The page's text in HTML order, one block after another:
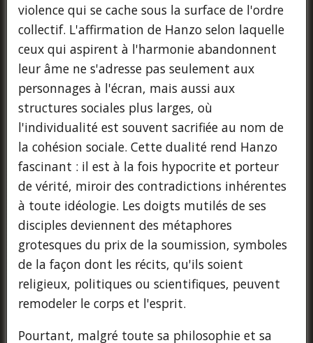
violence qui se cache sous la surface de l'ordre
collectif. L'affirmation de Hanzo selon laquelle
ceux qui aspirent à l'harmonie abandonnent
leur âme ne s'adresse pas seulement aux
personnages à l'écran, mais aussi aux
structures sociales plus larges, où
l'individualité est souvent sacrifiée au nom de
la cohésion sociale. Cette dualité rend Hanzo
fascinant : il est à la fois hypocrite et porteur
de vérité, miroir des contradictions inhérentes
à toute idéologie. Les doigts mutilés de ses
disciples deviennent des métaphores
grotesques du prix de la soumission, symboles
de la façon dont les récits, qu'ils soient
religieux, politiques ou scientifiques, peuvent
remodeler le corps et l'esprit.
Pourtant, malgré toute sa philosophie et sa